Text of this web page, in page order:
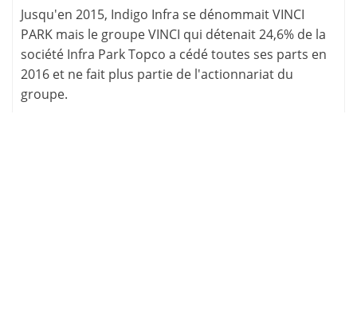
Jusqu'en 2015, Indigo Infra se dénommait VINCI
PARK mais le groupe VINCI qui détenait 24,6% de la
société Infra Park Topco a cédé toutes ses parts en
2016 et ne fait plus partie de l'actionnariat du
groupe.